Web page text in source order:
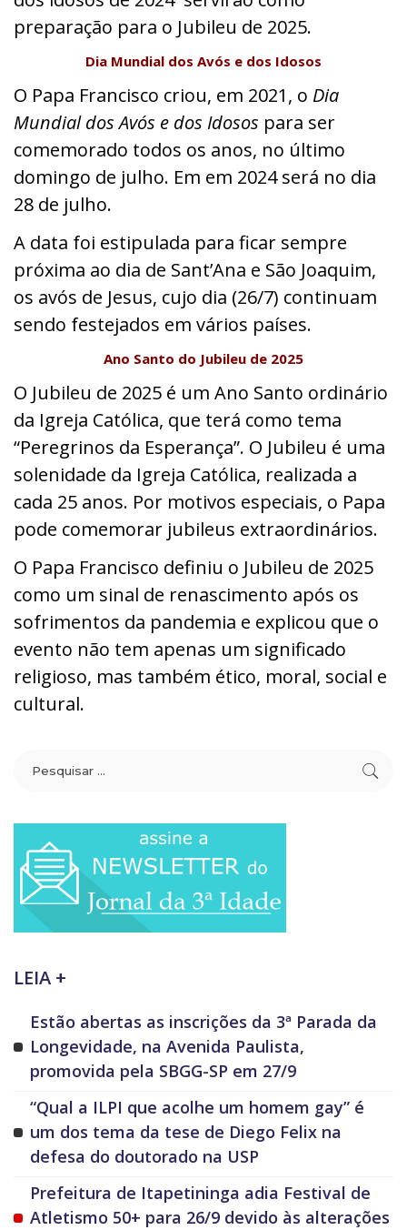
preparação para o Jubileu de 2025.
Dia Mundial dos Avós e dos Idosos
O Papa Francisco criou, em 2021, o Dia
Mundial dos Avós e dos Idosos para ser
comemorado todos os anos, no último
domingo de julho. Em em 2024 será no dia
28 de julho.
A data foi estipulada para ficar sempre
próxima ao dia de Sant’Ana e São Joaquim,
os avós de Jesus, cujo dia (26/7) continuam
sendo festejados em vários países.
Ano Santo do Jubileu de 2025
O Jubileu de 2025 é um Ano Santo ordinário
da Igreja Católica, que terá como tema
“Peregrinos da Esperança”. O Jubileu é uma
solenidade da Igreja Católica, realizada a
cada 25 anos. Por motivos especiais, o Papa
pode comemorar jubileus extraordinários.
O Papa Francisco definiu o Jubileu de 2025
como um sinal de renascimento após os
sofrimentos da pandemia e explicou que o
evento não tem apenas um significado
religioso, mas também ético, moral, social e
cultural.
LEIA +
Estão abertas as inscrições da 3ª Parada da
Longevidade, na Avenida Paulista,
promovida pela SBGG-SP em 27/9
“Qual a ILPI que acolhe um homem gay” é
um dos tema da tese de Diego Felix na
defesa do doutorado na USP
Prefeitura de Itapetininga adia Festival de
Atletismo 50+ para 26/9 devido às alterações